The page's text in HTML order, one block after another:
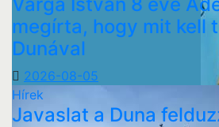
megírta, hogy mit kell
Dunával
2026-08-05
Hírek
Javaslat a Duna